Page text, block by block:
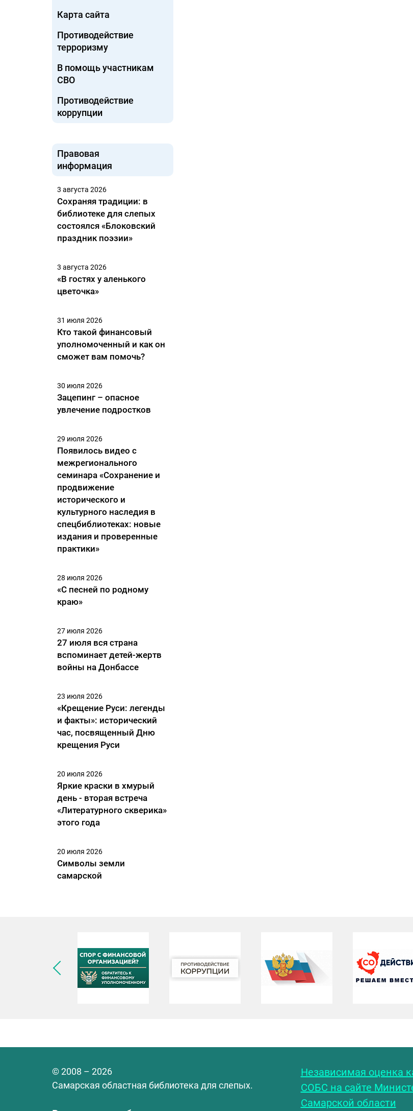
Карта сайта
Противодействие
терроризму
В помощь участникам
СВО
Противодействие
коррупции
Правовая
информация
3 августа 2026
Сохраняя традиции: в
библиотеке для слепых
состоялся «Блоковский
праздник поэзии»
3 августа 2026
«В гостях у аленького
цветочка»
31 июля 2026
Кто такой финансовый
уполномоченный и как он
сможет вам помочь?
30 июля 2026
Зацепинг – опасное
увлечение подростков
29 июля 2026
Появилось видео с
межрегионального
семинара «Сохранение и
продвижение
исторического и
культурного наследия в
спецбиблиотеках: новые
издания и проверенные
практики»
28 июля 2026
«С песней по родному
краю»
27 июля 2026
27 июля вся страна
вспоминает детей-жертв
войны на Донбассе
23 июля 2026
«Крещение Руси: легенды
и факты»: исторический
час, посвященный Дню
крещения Руси
20 июля 2026
Яркие краски в хмурый
день - вторая встреча
«Литературного скверика»
этого года
20 июля 2026
Символы земли
самарской
© 2008 – 2026
Самарская областная библиотека для слепых.
Независимая оценка
СОБС на сайте
Самарской области